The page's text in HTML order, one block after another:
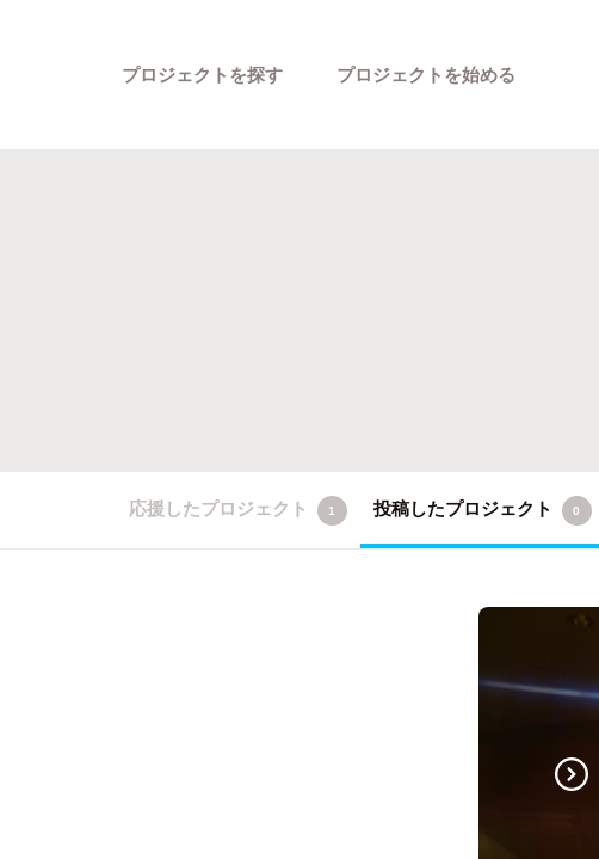
プロジェクトを探す プロジェクトを始める
応援したプロジェクト 1 投稿したプロジェクト 0